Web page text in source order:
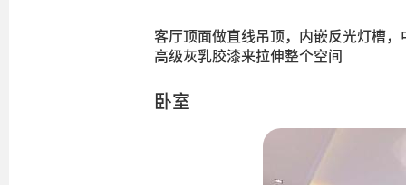
客厅顶面做直线吊顶，内嵌反光灯槽
高级灰乳胶漆来拉伸整个空间
卧室